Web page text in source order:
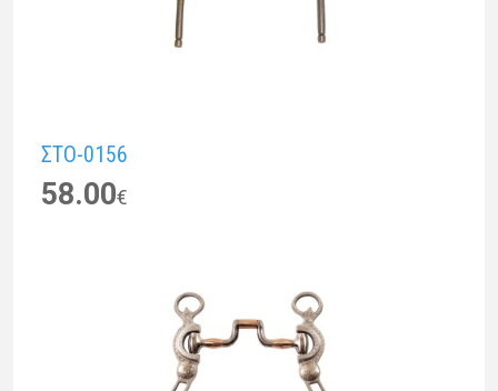
ΣTO-0156
58.00€